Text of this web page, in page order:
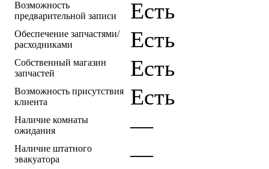
Возможность
предварительной записи
Есть
Обеспечение запчастями/
расходниками
Есть
Собственный магазин
запчастей
Есть
Возможность присутствия
клиента
Есть
Наличие комнаты
ожидания
—
Наличие штатного
эвакуатора
—